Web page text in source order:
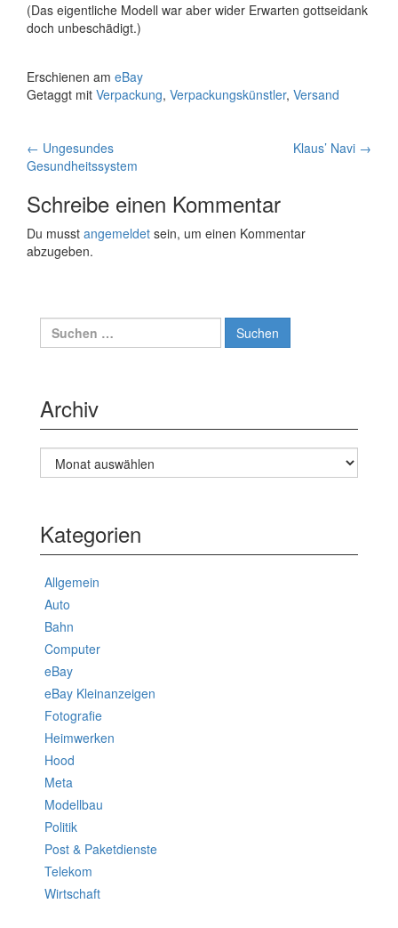
(Das eigentliche Modell war aber wider Erwarten gottseidank
doch unbeschädigt.)
Erschienen am eBay
Getaggt mit Verpackung, Verpackungskünstler, Versand
Artikelnavigation
← Ungesundes
Gesundheitssystem
Klaus’ Navi →
Schreibe einen Kommentar
Du musst angemeldet sein, um einen Kommentar
abzugeben.
Suche
nach:
Archiv
Archiv
Kategorien
Allgemein
Auto
Bahn
Computer
eBay
eBay Kleinanzeigen
Fotografie
Heimwerken
Hood
Meta
Modellbau
Politik
Post & Paketdienste
Telekom
Wirtschaft